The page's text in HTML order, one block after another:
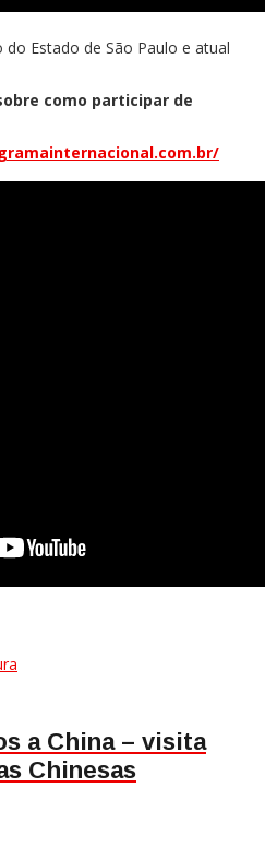
do Estado de São Paulo e atual
como participar de
a China – visita
Chinesas